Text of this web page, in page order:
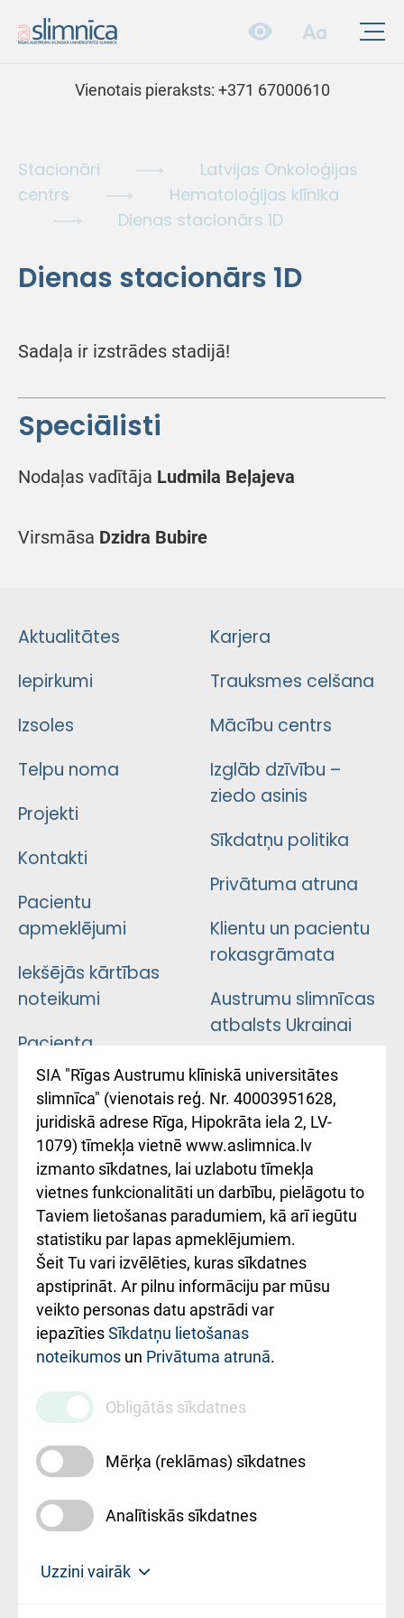
Vienotais pieraksts: +371 67000610
Stacionāri
Latvijas Onkoloģijas
centrs
Hematoloģijas klīnika
Dienas stacionārs 1D
Dienas stacionārs 1D
Sadaļa ir izstrādes stadijā!
Speciālisti
Nodaļas vadītāja Ludmila Beļajeva
Virsmāsa Dzidra Bubire
Aktualitātes
Iepirkumi
Izsoles
Telpu noma
Projekti
Kontakti
Pacientu
apmeklējumi
Iekšējās kārtības
noteikumi
Pacienta
atsauksmju/sūdzību
iesniegšanas
kārtība
Kā pie mums nokļūt
Rēķinu apmaksas
ceļvedis
Rekvizīti un
ārstniecības
iestādes kods
010000234
Maksas
pakalpojumu
cenrādis
Karjera
Trauksmes celšana
Mācību centrs
Izglāb dzīvību –
ziedo asinis
Sīkdatņu politika
Privātuma atruna
Klientu un pacientu
rokasgrāmata
Austrumu slimnīcas
atbalsts Ukrainai
Підтримка Східної
лікарні та співпраця з
Україною
SIA "Rīgas Austrumu klīniskā universitātes
slimnīca" (vienotais reģ. Nr. 40003951628,
juridiskā adrese Rīga, Hipokrāta iela 2, LV-
1079) tīmekļa vietnē www.aslimnica.lv
izmanto sīkdatnes, lai uzlabotu tīmekļa
vietnes funkcionalitāti un darbību, pielāgotu to
Taviem lietošanas paradumiem, kā arī iegūtu
statistiku par lapas apmeklējumiem.
Šeit Tu vari izvēlēties, kuras sīkdatnes
apstiprināt. Ar pilnu informāciju par mūsu
veikto personas datu apstrādi var
iepazītiesSīkdatņu lietošanas
noteikumos un Privātuma atrunā.
Obligātās sīkdatnes
Mērķa (reklāmas) sīkdatnes
Analītiskās sīkdatnes
Uzzini vairāk